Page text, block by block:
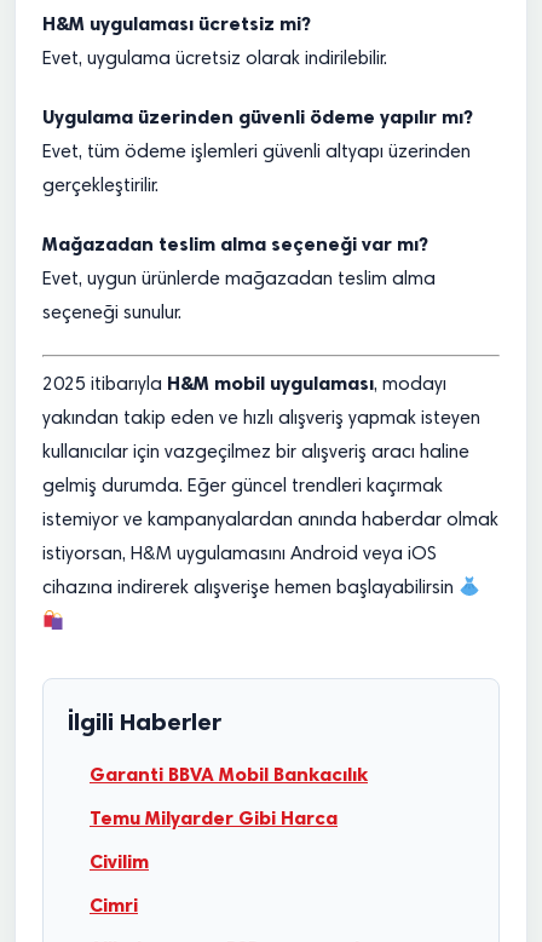
H&M uygulaması ücretsiz mi?
Evet, uygulama ücretsiz olarak indirilebilir.
Uygulama üzerinden güvenli ödeme yapılır mı?
Evet, tüm ödeme işlemleri güvenli altyapı üzerinden
gerçekleştirilir.
Mağazadan teslim alma seçeneği var mı?
Evet, uygun ürünlerde mağazadan teslim alma
seçeneği sunulur.
2025 itibarıyla H&M mobil uygulaması, modayı
yakından takip eden ve hızlı alışveriş yapmak isteyen
kullanıcılar için vazgeçilmez bir alışveriş aracı haline
gelmiş durumda. Eğer güncel trendleri kaçırmak
istemiyor ve kampanyalardan anında haberdar olmak
istiyorsan, H&M uygulamasını Android veya iOS
cihazına indirerek alışverişe hemen başlayabilirsin
İlgili Haberler
Garanti BBVA Mobil Bankacılık
Temu Milyarder Gibi Harca
Civilim
Cimri